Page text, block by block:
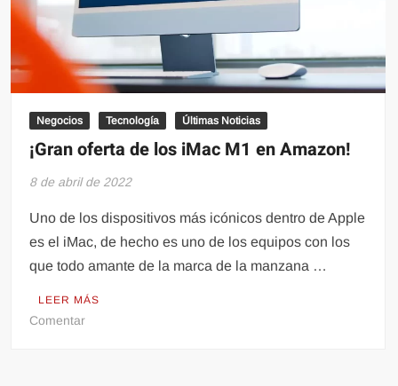
Negocios Tecnología Últimas Noticias
¡Gran oferta de los iMac M1 en Amazon!
8 de abril de 2022
Uno de los dispositivos más icónicos dentro de Apple
es el iMac, de hecho es uno de los equipos con los
que todo amante de la marca de la manzana …
LEER MÁS
Comentaren